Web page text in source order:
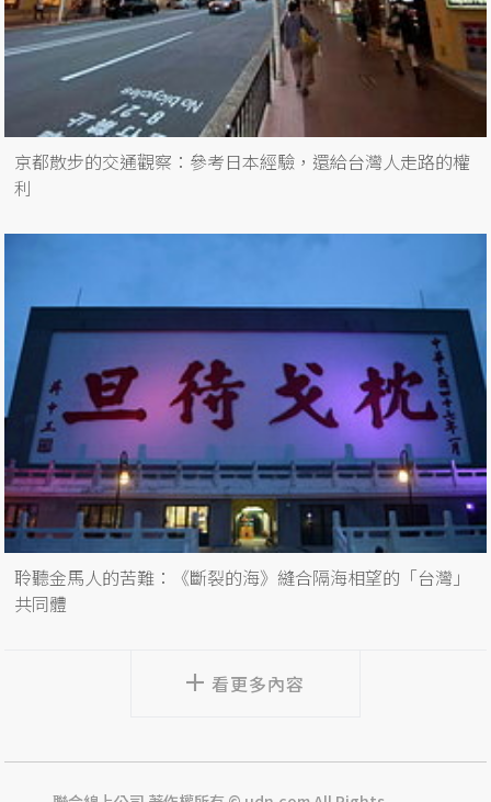
京都散步的交通觀察：參考日本經驗，還給台灣人走路的權
利
聆聽金馬人的苦難：《斷裂的海》縫合隔海相望的「台灣」
共同體
看更多內容